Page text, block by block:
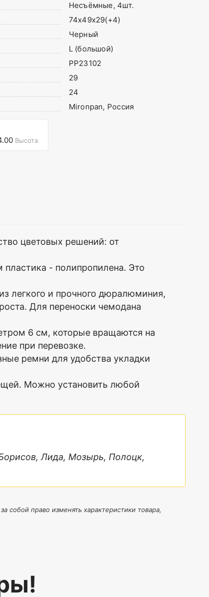
Несъёмные, 4шт.
74х49х29(+4)
Черный
L (большой)
PP23102
29
24
Mironpan, Россия
Высота
цветовых решений: от
пластика - полипропилена. Это
легкого и прочного дюралюминия,
Для переноски чемодана
6 см, которые вращаются на
при перевозке.
ремни для удобства укладки
Можно установить любой
Лида, Мозырь, Полоцк,
собой право изменять характеристики товара,